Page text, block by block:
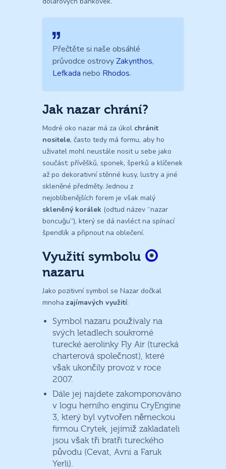
Přečtěte si naše obsáhlé
průvodce ostrovyZakynthos,
Lefkada nebo Rhodos.
Jak nazar chrání?
Modré oko nazar má za úkol chránit
nositele, často tedy má formu, aby ho
uživatel mohl neustále nosit u sebe jako
součást: přívěšků, sponek, šperků a klíčenek
až po dekorativní stěnné kusy, lustry a jiné
skleněné předměty. Jednou z
nejoblíbenějších forem je však malý
skleněný korálek (odtud název “nazar
boncuğu”), který se dá navléct na spínací
špendlík a připnout na oblečení.
Využití symbolu
nazaru
Jako pozitivní symbol se Nazar dočkal
mnoha zajímavých využití:
Symbol nazaru používaly na
svých letadlech soukromé
turecké aerolinky Fly Air (turecká
charterová společnost), které
však ukončily provoz v roce
2007.
Dále jej najdete zakomponováno
v logu herního enginu CryEngine
3, který byl vytvořen německou
firmou Crytek, jejímiž zakladateli
jsou však tři bratři tureckého
původu (Cevat, Avni a Faruk
Yerli).